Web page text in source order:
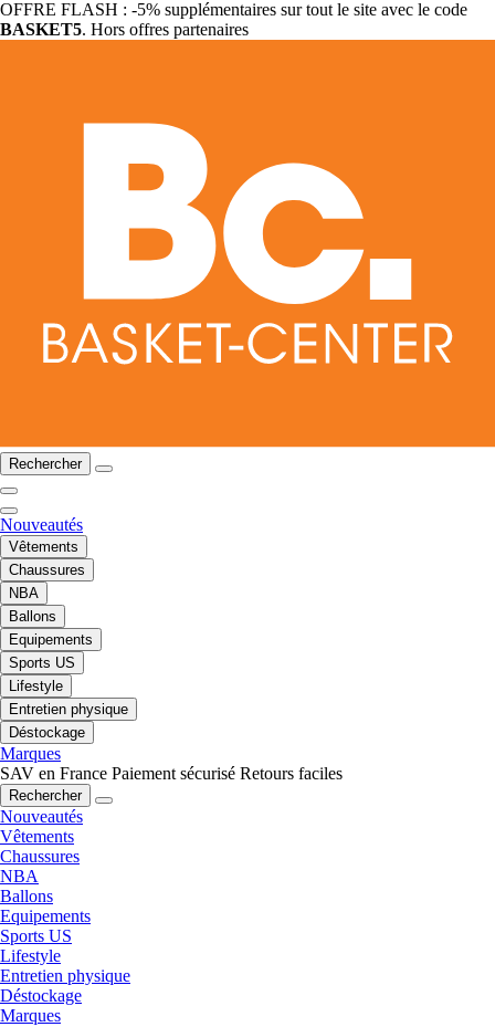
OFFRE FLASH : -5% supplémentaires sur tout le site avec le code
BASKET5. Hors offres partenaires
Rechercher
Nouveautés
Vêtements
Chaussures
NBA
Ballons
Equipements
Sports US
Lifestyle
Entretien physique
Déstockage
Marques
SAV en France Paiement sécurisé Retours faciles
Rechercher
Nouveautés
Vêtements
Chaussures
NBA
Ballons
Equipements
Sports US
Lifestyle
Entretien physique
Déstockage
Marques